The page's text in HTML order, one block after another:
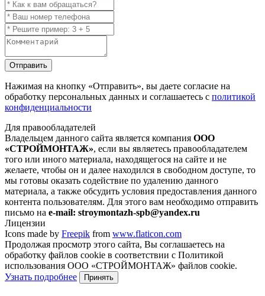
Отправить
Нажимая на кнопку «Отправить», вы даете согласие на
обработку персональных данных и соглашаетесь с политикой
конфиденциальности
Для правообладателей
Владельцем данного сайта является компания ООО
«СТРОЙМОНТАЖ», если вы являетесь правообладателем
того или иного материала, находящегося на сайте и не
желаете, чтобы он и далее находился в свободном доступе, то
мы готовы оказать содействие по удалению данного
материала, а также обсудить условия предоставления данного
контента пользователям. Для этого вам необходимо отправить
письмо на e-mail: stroymontazh-spb@yandex.ru
Лицензии
Icons made by Freepik from www.flaticon.com
Продолжая просмотр этого сайта, Вы соглашаетесь на
обработку файлов cookie в соответствии с Политикой
использования ООО «СТРОЙМОНТАЖ» файлов cookie.
Узнать подробнее
Принять